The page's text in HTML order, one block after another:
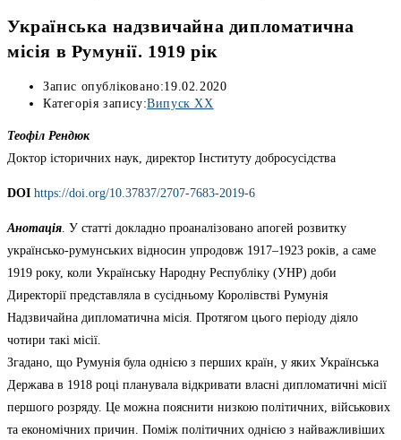
Українська надзвичайна дипломатична
місія в Румунії. 1919 рік
Запис опубліковано:19.02.2020
Категорія запису:Випуск XX
Теофіл Рендюк
Доктор історичних наук, директор Інституту добросусідства
DOI https://doi.org/10.37837/2707-7683-2019-6
Анотація. У статті докладно проаналізовано апогей розвитку
українсько-румунських відносин упродовж 1917–1923 років, а саме
1919 року, коли Українську Народну Республіку (УНР) доби
Директорії представляла в сусідньому Королівстві Румунія
Надзвичайна дипломатична місія. Протягом цього періоду діяло
чотири такі місії.
Згадано, що Румунія була однією з перших країн, у яких Українська
Держава в 1918 році планувала відкривати власні дипломатичні місії
першого розряду. Це можна пояснити низкою політичних, військових
та економічних причин. Поміж політичних однією з найважливіших